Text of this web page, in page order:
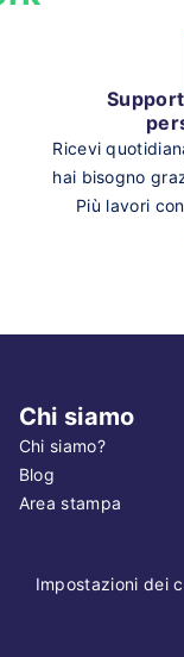
Ricevi
hai bisogno
Più lavori
Chi siamo
Chi siamo?
Blog
Area stampa
Impostazioni dei